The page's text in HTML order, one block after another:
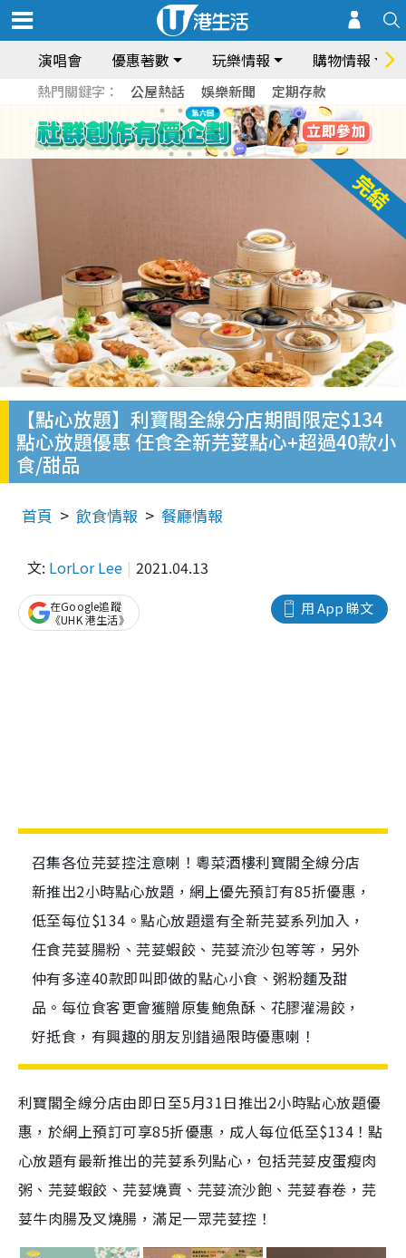
演唱會 優惠著數 玩樂情報 購物情報
熱門關鍵字： 公屋熱話 娛樂新聞 定期存款
【點心放題】利寶閣全線分店期間限定$134
點心放題優惠 任食全新芫荽點心+超過40款小
食/甜品
首頁 飲食情報 餐廳情報
文: LorLor Lee 2021.04.13
用 App 睇文
在Google追蹤
《UHK 港生活》
召集各位芫荽控注意喇！粵菜酒樓利寶閣全線分店
新推出2小時點心放題，網上優先預訂有85折優惠，
低至每位$134。點心放題還有全新芫荽系列加入，
任食芫荽腸粉、芫荽蝦餃、芫荽流沙包等等，另外
仲有多逹40款即叫即做的點心小食、粥粉麵及甜
品。每位食客更會獲贈原隻鮑魚酥、花膠灌湯餃，
好抵食，有興趣的朋友別錯過限時優惠喇！
利寶閣全線分店由即日至5月31日推出2小時點心放題優
惠，於網上預訂可享85折優惠，成人每位低至$134！點
心放題有最新推出的芫荽系列點心，包括芫荽皮蛋瘦肉
粥、芫荽蝦餃、芫荽燒賣、芫荽流沙飽、芫荽春卷，芫
荽牛肉腸及叉燒腸，滿足一眾芫荽控！